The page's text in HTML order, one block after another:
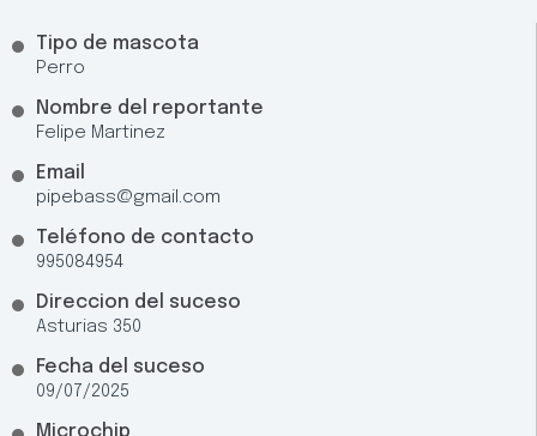
Tipo de mascota
Perro
Nombre del reportante
Felipe Martinez
Email
pipebass@gmail.com
Teléfono de contacto
995084954
Direccion del suceso
Asturias 350
Fecha del suceso
09/07/2025
Microchip